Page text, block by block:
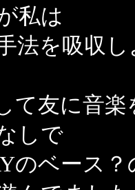
私は
法を吸収
て友に音
しで
のベース